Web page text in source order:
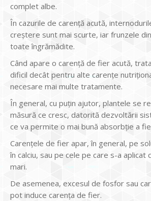
complet albe.
În cazurile de carență acută,
creștere sunt mai scurte, iar frunzele
toate îngrămădite.
Când apare o carență de fier acută,
dificil decât pentru alte carențe
necesare mai multe tratamente.
În general, cu puțin ajutor, plantele se
măsură ce cresc, datorită dezvoltării
ce va permite o mai bună absorbție a
Carențele de fier apar, în general, pe
în calciu, sau pe cele pe care s-a aplicat
mari.
De asemenea, excesul de fosfor sau
pot induce carența de fier.